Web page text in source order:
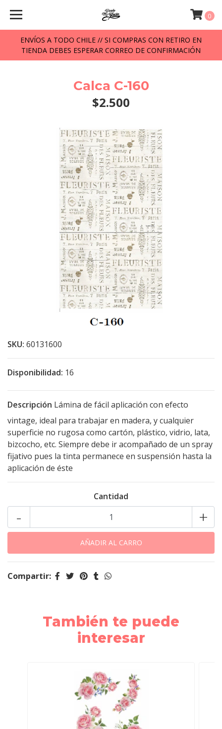
ENVÍOS A TODO CHILE // SI COMPRAS CON RETIRO EN
TIENDA DEBES ESPERAR CORREO DE CONFIRMACIÓN
0
Calca C-160
$2.500
SKU: 60131600
Disponibilidad: 16
Descripción Lámina de fácil aplicación con efecto
vintage, ideal para trabajar en madera, y cualquier
superficie no rugosa como cartón, plástico, vidrio, lata,
bizcocho, etc. Siempre debe ir acompañado de un spray
fijativo pues la tinta permanece en suspensión hasta la
aplicación de éste
Cantidad
+
-
Compartir:
También te puede
interesar